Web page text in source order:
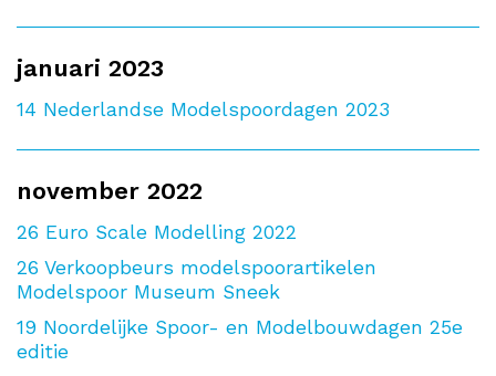
januari 2023
14 Nederlandse Modelspoordagen 2023
november 2022
26 Euro Scale Modelling 2022
26 Verkoopbeurs modelspoorartikelen
Modelspoor Museum Sneek
19 Noordelijke Spoor- en Modelbouwdagen 25e
editie